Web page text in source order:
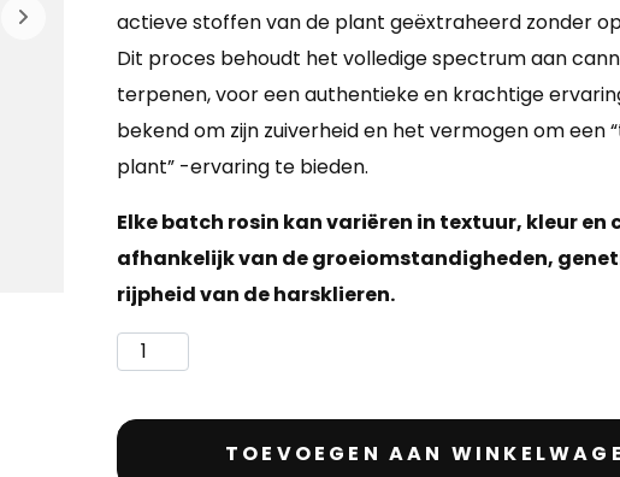
actieve stoffen van de plant geëxtraheerd zonder
Dit proces behoudt het volledige spectrum aan
terpenen, voor een authentieke en krachtige
bekend om zijn zuiverheid en het vermogen om een
plant” -ervaring te bieden.
Elke batch rosin kan variëren in textuur, kleur en
afhankelijk van de groeiomstandigheden,
rijpheid van de harsklieren.
TOEVOEGEN AAN